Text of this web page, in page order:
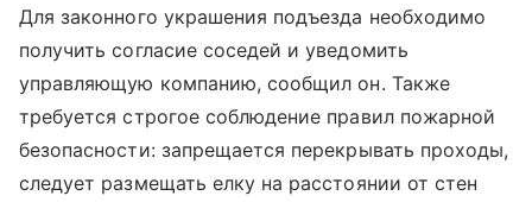
Для законного украшения подъезда необходимо
получить согласие соседей и уведомить
управляющую компанию, сообщил он. Также
требуется строгое соблюдение правил пожарной
безопасности: запрещается перекрывать проходы,
следует размещать елку на расстоянии от стен